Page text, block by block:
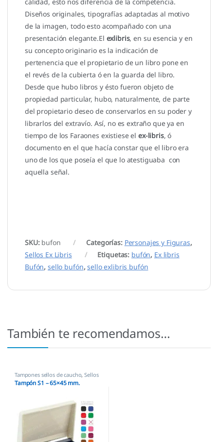
Diseños originales, tipografías adaptadas al motivo
de la imagen, todo esto acompañado con una
presentación elegante.El exlibris, en su esencia y en
su concepto originario es la indicación de
pertenencia que el propietario de un libro pone en
el revés de la cubierta ó en la guarda del libro.
Desde que hubo libros y ésto fueron objeto de
propiedad particular, hubo, naturalmente, de parte
del propietario deseo de conservarlos en su poder y
librarlos del extravío. Así, no es extraño que ya en
tiempo de los Faraones existiese el ex-libris, ó
documento en el que hacía constar que el libro era
uno de los que poseía el que lo atestiguaba con
aquella señal.
SKU: bufon Categorías: Personajes y Figuras,
Sellos Ex Libris
Etiquetas: bufón, Ex libris
Bufón,sello bufón,sello exlibris bufón
También te recomendamos…
Tampones sellos de caucho,Sellos
empresas
Tampón S1 – 65×45 mm.